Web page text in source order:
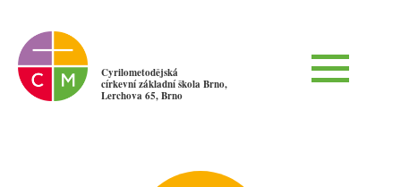
Cyrilometodějská
církevní základní škola Brno,
Lerchova 65, Brno